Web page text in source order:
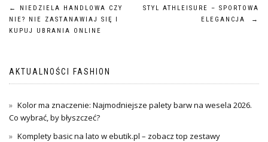
Nawigacja
wpisu
←
NIEDZIELA HANDLOWA CZY
NIE? NIE ZASTANAWIAJ SIĘ I
KUPUJ UBRANIA ONLINE
STYL ATHLEISURE – SPORTOWA
ELEGANCJA
→
AKTUALNOŚCI FASHION
Kolor ma znaczenie: Najmodniejsze palety barw na wesela 2026.
Co wybrać, by błyszczeć?
Komplety basic na lato w ebutik.pl – zobacz top zestawy